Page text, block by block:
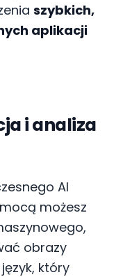
szybkich,
aplikacji
i analiza
AI
możesz
obrazy
który